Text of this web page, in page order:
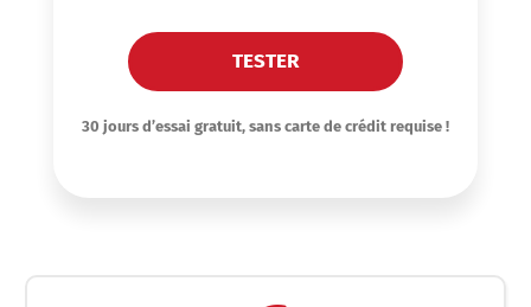
TESTER
30 jours d’essai gratuit, sans carte de crédit requise !